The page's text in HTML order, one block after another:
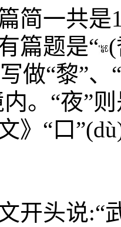
一共是14
篇题是“
做“黎”、“
。“夜”
》“口
头说:“